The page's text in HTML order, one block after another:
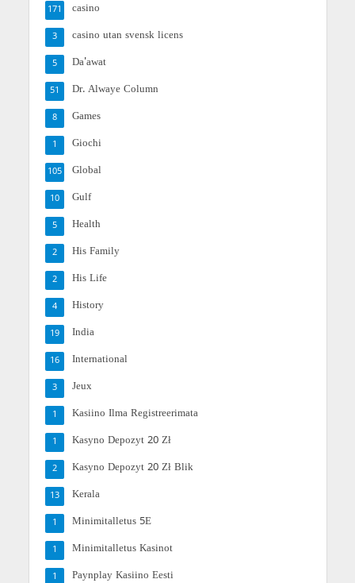
casino
171
casino utan svensk licens
3
Da'awat
5
Dr. Alwaye Column
51
Games
8
Giochi
1
Global
105
Gulf
10
Health
5
His Family
2
His Life
2
History
4
India
19
International
16
Jeux
3
Kasiino Ilma Registreerimata
1
Kasyno Depozyt 20 Zł
1
Kasyno Depozyt 20 Zł Blik
2
Kerala
13
Minimitalletus 5E
1
Minimitalletus Kasinot
1
Paynplay Kasiino Eesti
1